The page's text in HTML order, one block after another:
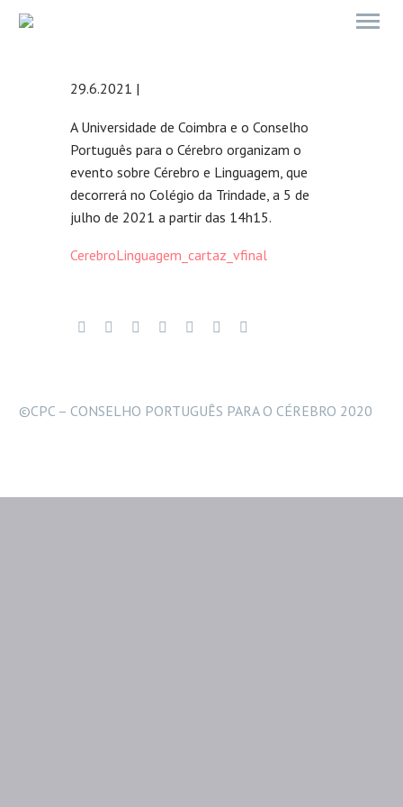
29.6.2021 |
A Universidade de Coimbra e o Conselho
Português para o Cérebro organizam o
evento sobre Cérebro e Linguagem, que
decorrerá no Colégio da Trindade, a 5 de
julho de 2021 a partir das 14h15.
CerebroLinguagem_cartaz_vfinal
©CPC – CONSELHO PORTUGUÊS PARA O CÉREBRO 2020